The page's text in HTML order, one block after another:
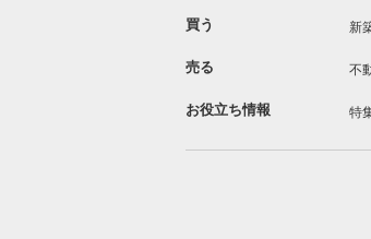
買う 新
売る 不
お役立ち情報 特